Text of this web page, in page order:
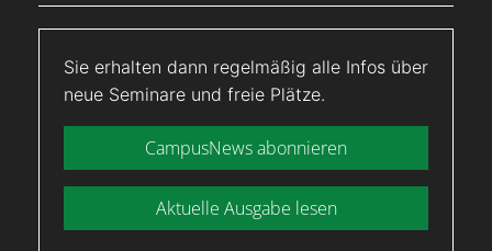
Sie erhalten dann regelmäßig alle Infos über
neue Seminare und freie Plätze.
CampusNews abonnieren
Aktuelle Ausgabe lesen